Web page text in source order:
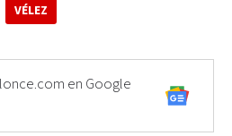
VÉLEZ
en Google